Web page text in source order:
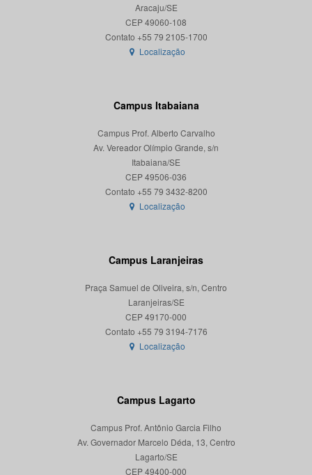
Aracaju/SE
CEP 49060-108
Localização
Campus Itabaiana
Campus Prof. Alberto Carvalho
Av. Vereador Olímpio Grande, s/n
Itabaiana/SE
CEP 49506-036
Localização
Campus Laranjeiras
Praça Samuel de Oliveira, s/n, Centro
Laranjeiras/SE
CEP 49170-000
Localização
Campus Lagarto
Campus Prof. Antônio Garcia Filho
Av. Governador Marcelo Déda, 13, Centro
Lagarto/SE
CEP 49400-000